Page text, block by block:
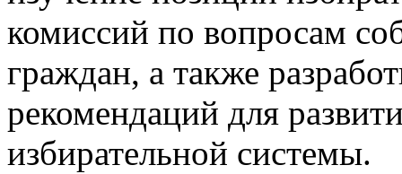
комиссий по вопросам
граждан, а также
рекомендаций для
избирательной системы.